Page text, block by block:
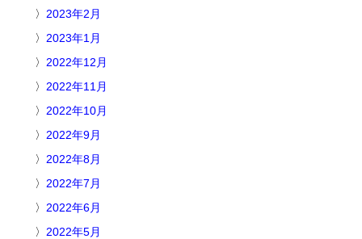
2023年2月
2023年1月
2022年12月
2022年11月
2022年10月
2022年9月
2022年8月
2022年7月
2022年6月
2022年5月